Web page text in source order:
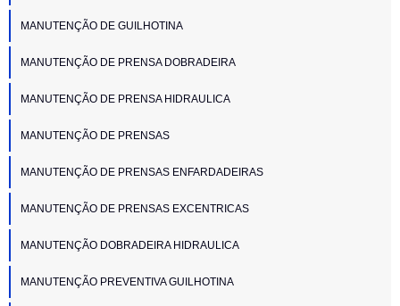
MANUTENÇÃO DE GUILHOTINA
MANUTENÇÃO DE PRENSA DOBRADEIRA
MANUTENÇÃO DE PRENSA HIDRAULICA
MANUTENÇÃO DE PRENSAS
MANUTENÇÃO DE PRENSAS ENFARDADEIRAS
MANUTENÇÃO DE PRENSAS EXCENTRICAS
MANUTENÇÃO DOBRADEIRA HIDRAULICA
MANUTENÇÃO PREVENTIVA GUILHOTINA